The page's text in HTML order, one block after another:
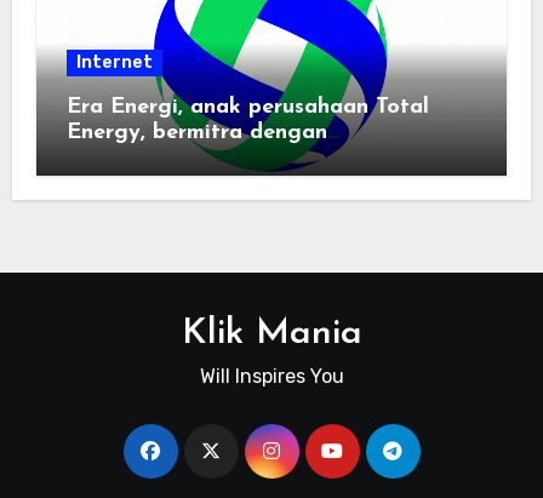
Internet
Era Energi, anak perusahaan Total
Energy, bermitra dengan
Zhuochuangtong untuk mempercepat
transisi energi Indonesia — raksasa
Klik Mania
Will Inspires You